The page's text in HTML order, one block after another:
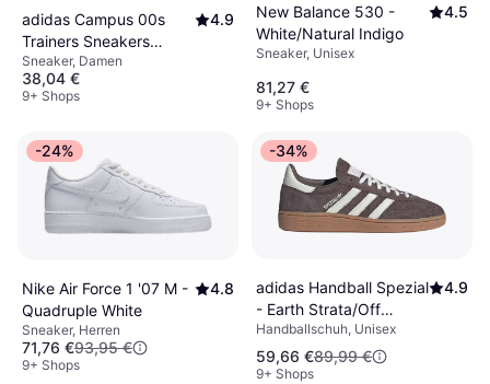
adidas Campus 00s
Trainers Sneakers
Crystal White Core
Black Beige
4.9
Sneaker, Damen
38,04 €
9+ Shops
New Balance 530 -
White/Natural Indigo
4.5
Sneaker, Unisex
81,27 €
9+ Shops
-24%
Nike Air Force 1 '07 M -
Quadruple White
4.8
Sneaker, Herren
71,76 €93,95 €
9+ Shops
-34%
adidas Handball Spezial
- Earth Strata/Off
White/Gum
4.9
Handballschuh, Unisex
59,66 €89,99 €
9+ Shops